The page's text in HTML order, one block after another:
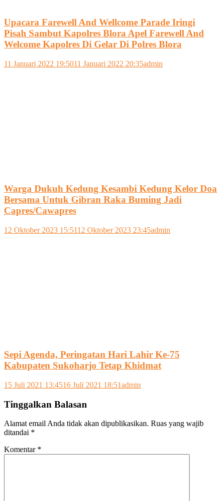
Upacara Farewell And Wellcome Parade Iringi
Pisah Sambut Kapolres Blora Apel Farewell And
Welcome Kapolres Di Gelar Di Polres Blora
11 Januari 2022 19:5011 Januari 2022 20:35admin
Warga Dukuh Kedung Kesambi Kedung Kelor Doa
Bersama Untuk Gibran Raka Buming Jadi
Capres/Cawapres
12 Oktober 2023 15:5112 Oktober 2023 23:45admin
Sepi Agenda, Peringatan Hari Lahir Ke-75
Kabupaten Sukoharjo Tetap Khidmat
15 Juli 2021 13:4516 Juli 2021 18:51admin
Tinggalkan Balasan
Alamat email Anda tidak akan dipublikasikan. Ruas yang wajib
ditandai *
Komentar *